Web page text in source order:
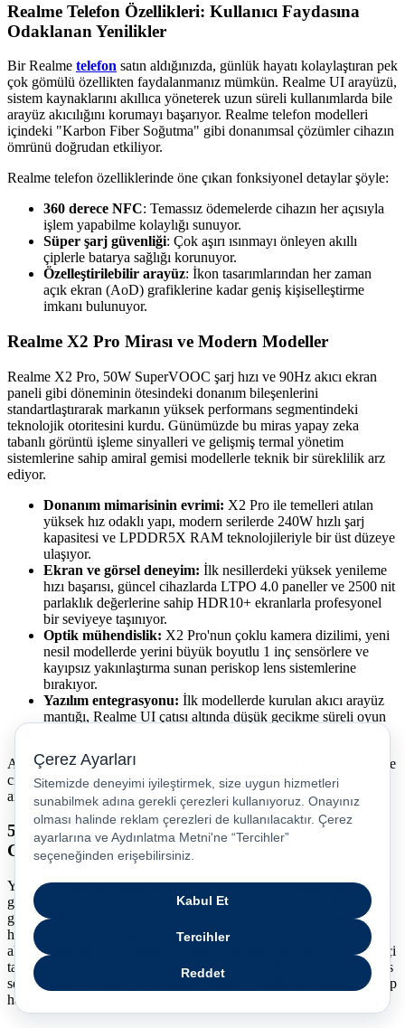
Realme Telefon Özellikleri: Kullanıcı Faydasına
Odaklanan Yenilikler
Bir Realme telefon satın aldığınızda, günlük hayatı kolaylaştıran pek
çok gömülü özellikten faydalanmanız mümkün. Realme UI arayüzü,
sistem kaynaklarını akıllıca yöneterek uzun süreli kullanımlarda bile
arayüz akıcılığını korumayı başarıyor. Realme telefon modelleri
içindeki "Karbon Fiber Soğutma" gibi donanımsal çözümler cihazın
ömrünü doğrudan etkiliyor.
Realme telefon özelliklerinde öne çıkan fonksiyonel detaylar şöyle:
360 derece NFC: Temassız ödemelerde cihazın her açısıyla
işlem yapabilme kolaylığı sunuyor.
Süper şarj güvenliği: Çok aşırı ısınmayı önleyen akıllı
çiplerle batarya sağlığı korunuyor.
Özelleştirilebilir arayüz: İkon tasarımlarından her zaman
açık ekran (AoD) grafiklerine kadar geniş kişiselleştirme
imkanı bulunuyor.
Realme X2 Pro Mirası ve Modern Modeller
Realme X2 Pro, 50W SuperVOOC şarj hızı ve 90Hz akıcı ekran
paneli gibi döneminin ötesindeki donanım bileşenlerini
standartlaştırarak markanın yüksek performans segmentindeki
teknolojik otoritesini kurdu. Günümüzde bu miras yapay zeka
tabanlı görüntü işleme sinyalleri ve gelişmiş termal yönetim
sistemlerine sahip amiral gemisi modellerle teknik bir süreklilik arz
ediyor.
Donanım mimarisinin evrimi: X2 Pro ile temelleri atılan
yüksek hız odaklı yapı, modern serilerde 240W hızlı şarj
kapasitesi ve LPDDR5X RAM teknolojileriyle bir üst düzeye
ulaşıyor.
Ekran ve görsel deneyim: İlk nesillerdeki yüksek yenileme
hızı başarısı, güncel cihazlarda LTPO 4.0 paneller ve 2500 nit
parlaklık değerlerine sahip HDR10+ ekranlarla profesyonel
bir seviyeye taşınıyor.
Optik mühendislik: X2 Pro'nun çoklu kamera dizilimi, yeni
nesil modellerde yerini büyük boyutlu 1 inç sensörlere ve
kayıpsız yakınlaştırma sunan periskop lens sistemlerine
bırakıyor.
Yazılım entegrasyonu: İlk modellerde kurulan akıcı arayüz
mantığı, Realme UI çatısı altında düşük gecikme süreli oyun
Akıllı telefonlar ekosisteminde donanım vizyonunu koruyan Realme
cihazlar, Turkcell Pasaj üzerinden erişilebilen Android telefonlar
arasında teknik yetkinlikleriyle ayrışıyor.
5G Uyumlu Realme Telefonlar ile Turkcell 5G
Gücünü Hissedin
Yeni nesil bağlantı teknolojisi 5G, mobil iletişimi yüksek hız, düşük
gecikme ve güçlü stabilite ile bir üst seviyeye taşıyor. Turkcell’in
gelişmiş
altyapısı ile birleştiğinde Realme 5G telefonlar, yüksek
hızda içerik indirme, akıcı oyun performansı ve kesintisiz video
akışıyla günlük kullanımda üst düzey bir deneyim sunuyor. Yenilikçi
tasarım anlayışı ve güçlü işlemci yapısıyla Realme, fiyat-performans
segmentinde Realme 5G uyumlu telefon seçeneklerini oldukça cazip
hale getiriyor.